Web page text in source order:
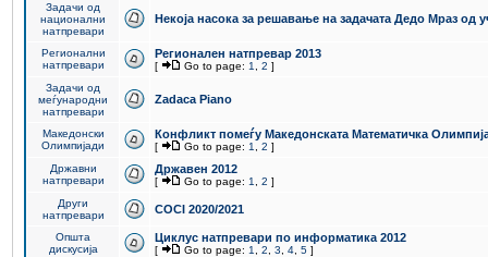
Задачи од
национални
натпревари
Некоја насока за решавање на задачата Дедо Мраз од
Регионални
натпревари
Регионален натпревар 2013
[ Go to page: 1 2 ]
Задачи од
меѓународни
натпревари
Zadaca Piano
Македонски
Олимпијади
Конфликт помеѓу Македонската Математичка
[ Go to page: 1 2 ]
Државни
натпревари
Државен 2012
[ Go to page: 1 2 ]
Други
натпревари
COCI 2020/2021
Општа
дискусија
Циклус натпревари по информатика 2012
[ Go to page: 1 2 3 4 5 ]